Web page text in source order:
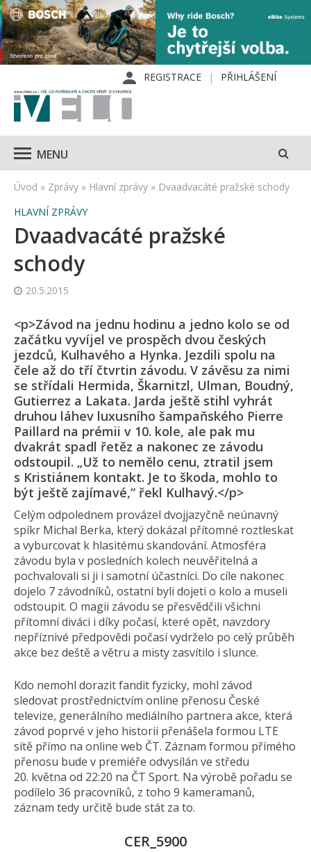
REGISTRACE PŘIHLÁŠENÍ
MENU
Úvod » Zprávy » Hlavní zprávy » Dvaadvacáté pražské schody
HLAVNÍ ZPRÁVY
Dvaadvacáté pražské
schody
20.5.2015
<p>Závod na jednu hodinu a jedno kolo se od
začátku vyvíjel ve prospěch dvou českých
jezdců, Kulhavého a Hynka. Jezdili spolu na
čele až do tří čtvrtin závodu. V závěsu za nimi
se střídali Hermida, Škarnitzl, Ulman, Boudný,
Gutierrez a Lakata. Jarda ještě stihl vyhrát
druhou láhev luxusního šampaňského Pierre
Paillard na prémii v 10. kole, ale pak mu
dvakrát spadl řetěz a nakonec ze závodu
odstoupil. „Už to nemělo cenu, ztratil jsem
s Kristiánem kontakt. Je to škoda, mohlo to
být ještě zajímavé,“ řekl Kulhavý.</p>
Celým odpolednem provázel dvojjazyčně neúnavný
spíkr Michal Berka, který dokázal přítomné roztleskat
a vyburcovat k hlasitému skandování. Atmosféra
závodu byla v posledních kolech neuvěřitelná a
pochvalovali si ji i samotní účastníci. Do cíle nakonec
dojelo 7 závodníků, ostatní byli dojeti o kolo a museli
odstoupit. O magii závodu se přesvědčili všichni
přítomní diváci i díky počasí, které opět, navzdory
nepříznivé předpovědi počasí vydrželo po celý průběh
akce bez deště a větru a misty zasvítilo i slunce.
Kdo nemohl dorazit fandit fyzicky, mohl závod
sledovat prostřednictvím online přenosu České
televize, generálního mediálního partnera akce, která
závod poprvé v jeho historii přenášela formou LTE
sítě přímo na online web ČT. Záznam formou přímého
přenosu bude v premiéře odvysílán ve středu
20. května od 22:20 na ČT Sport. Na výrobě pořadu se
podílelo 36 pracovníků, z toho 9 kameramanů,
záznam tedy určitě bude stát za to.
CER_5900